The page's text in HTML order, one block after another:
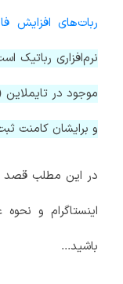
ربات‌های افزایش
نرم‌افزاری
موجود در تایملاین
و برایشان کامنت
در این مطلب قصد
اینستاگرام و
باشید...